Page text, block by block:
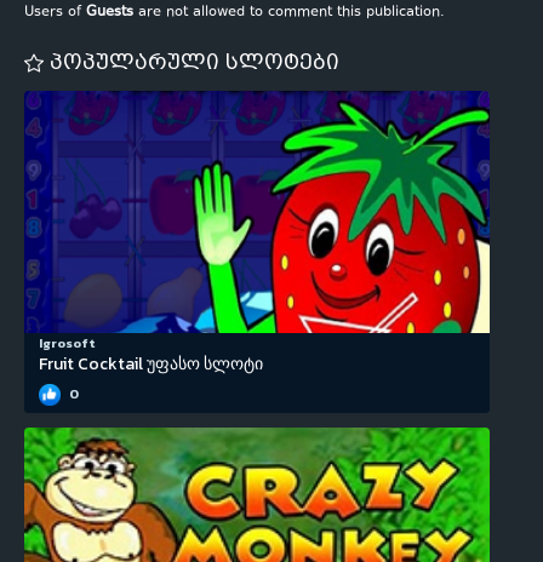
Users ofGuests are not allowed to comment this publication.
პოპულარული სლოტები
Igrosoft
Fruit Cocktail უფასო სლოტი
0